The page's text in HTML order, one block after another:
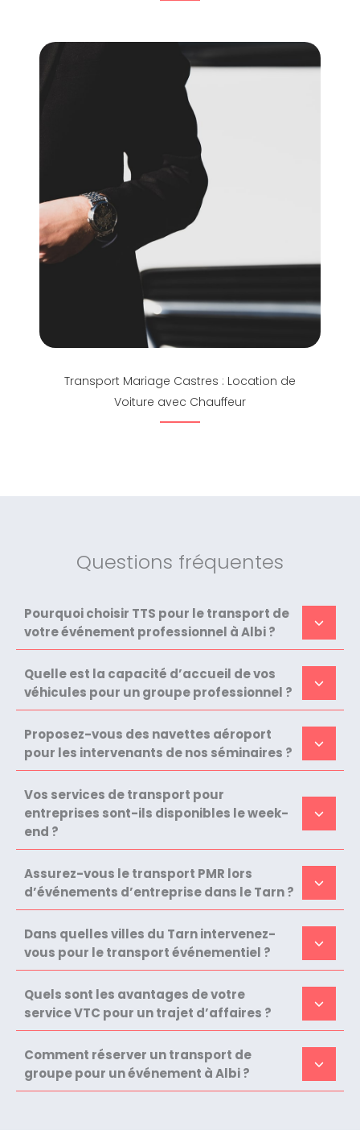
Transport Mariage Castres : Location de
Voiture avec Chauffeur
Questions fréquentes
Pourquoi choisir TTS pour le transport de
votre événement professionnel à Albi ?
Quelle est la capacité d’accueil de vos
véhicules pour un groupe professionnel ?
Proposez-vous des navettes aéroport
pour les intervenants de nos séminaires ?
Vos services de transport pour
entreprises sont-ils disponibles le week-
end ?
Assurez-vous le transport PMR lors
d’événements d’entreprise dans le Tarn ?
Dans quelles villes du Tarn intervenez-
vous pour le transport événementiel ?
Quels sont les avantages de votre
service VTC pour un trajet d’affaires ?
Comment réserver un transport de
groupe pour un événement à Albi ?